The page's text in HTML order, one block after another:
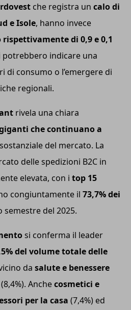
ovest che registra un calo di
e Isole, hanno invece
di 0,9 e 0,1
indicare una
di consumo o l’emergere di
regionali.
rivela una chiara
che continuano a
del mercato. La
delle spedizioni B2C in
elevata, con i top 15
congiuntamente il 73,7% dei
semestre del 2025.
si conferma il leader
del volume totale delle
da salute e benessere
(8,4%). Anchecosmetici e
per la casa (7,4%) ed